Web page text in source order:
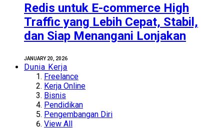
Redis untuk E-commerce High
Traffic yang Lebih Cepat, Stabil,
dan Siap Menangani Lonjakan
JANUARY 20, 2026
Dunia Kerja
Freelance
Kerja Online
Bisnis
Pendidikan
Pengembangan Diri
View All